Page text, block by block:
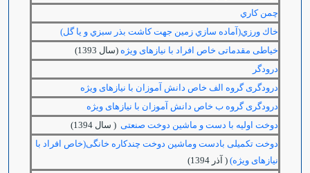
چمن كاري
خاك ورزي(آماده سازي زمين جهت كاشت بذر سبزي و يا گل)
خیاطی مقدماتی خاص افراد با نیازهای ویژه (سال 1393)
درودگر
درودگری گروه الف خاص دانش آموزان با نیازهای ویژه
درودگری گروه ب خاص دانش آموزان با نیازهای ویژه
دوخت اولیه با دست و ماشین دوخت صنعتی ( سال 1394)
دوخت تکمیلی بادست وماشین دوخت چندکاره خانگی(خاص افراد با
نیازهای ویژه) ( آذر 1394)